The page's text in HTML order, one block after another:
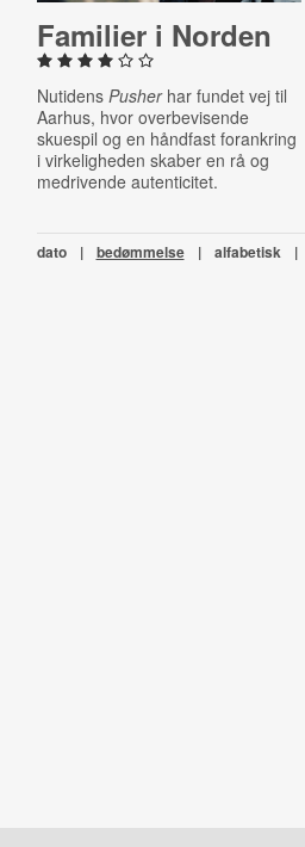
Familier i Norden
Nutidens Pusherhar fundet vej til
Aarhus, hvor overbevisende
skuespil og en håndfast forankring
i virkeligheden skaber en rå og
medrivende autenticitet.
dato | bedømmelse | alfabetisk |